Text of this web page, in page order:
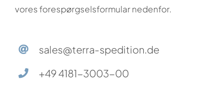
vores forespørgselsformular nedenfor.
sales@terra-spedition.de
+49 4181-3003-00